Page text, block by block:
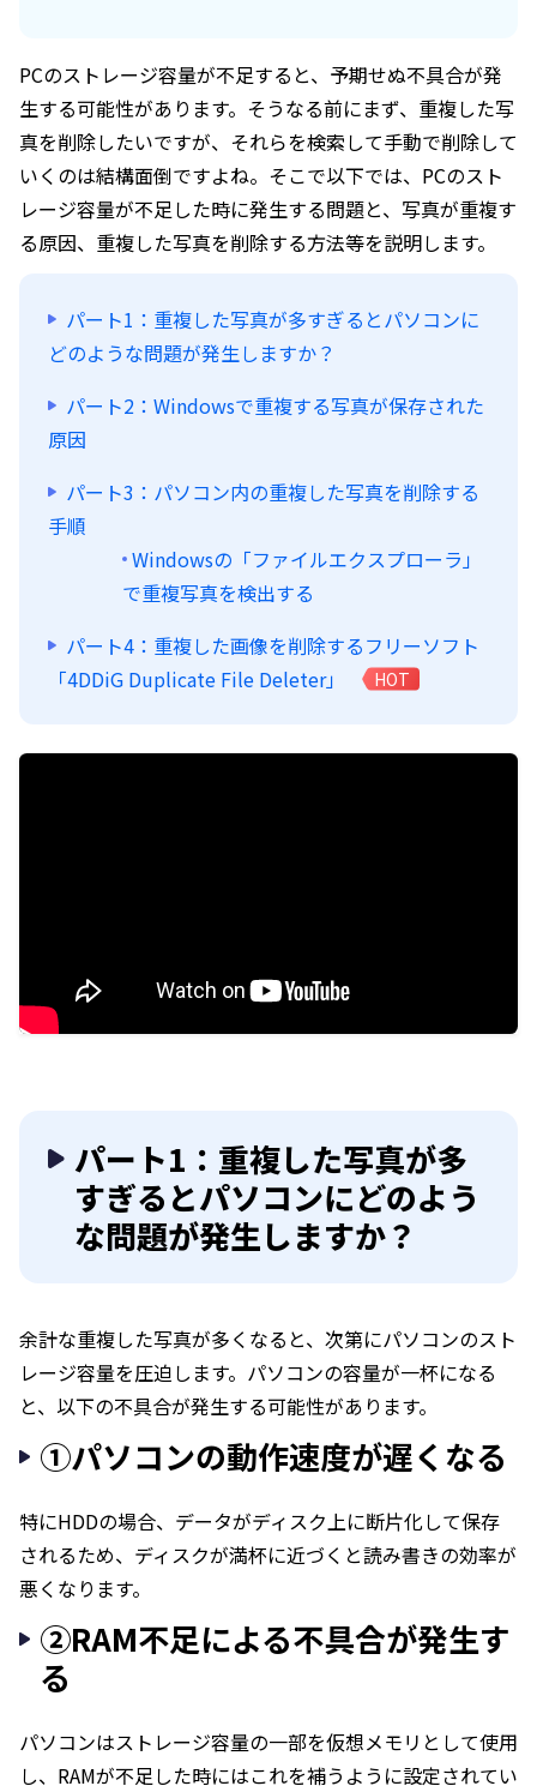
PCのストレージ容量が不足すると、予期せぬ不具合が発
生する可能性があります。そうなる前にまず、重複した写
真を削除したいですが、それらを検索して手動で削除して
いくのは結構面倒ですよね。そこで以下では、PCのスト
レージ容量が不足した時に発生する問題と、写真が重複す
る原因、重複した写真を削除する方法等を説明します。
パート1：重複した写真が多すぎるとパソコンに
どのような問題が発生しますか？
パート2：Windowsで重複する写真が保存された
原因
パート3：パソコン内の重複した写真を削除する
手順
Windowsの「ファイルエクスプローラ」
で重複写真を検出する
パート4：重複した画像を削除するフリーソフト
「4DDiG Duplicate File Deleter」
HOT
パート1：重複した写真が多
すぎるとパソコンにどのよう
な問題が発生しますか？
余計な重複した写真が多くなると、次第にパソコンのスト
レージ容量を圧迫します。パソコンの容量が一杯になる
と、以下の不具合が発生する可能性があります。
①パソコンの動作速度が遅くなる
特にHDDの場合、データがディスク上に断片化して保存
されるため、ディスクが満杯に近づくと読み書きの効率が
悪くなります。
②RAM不足による不具合が発生す
る
パソコンはストレージ容量の一部を仮想メモリとして使用
し、RAMが不足した時にはこれを補うように設定されてい